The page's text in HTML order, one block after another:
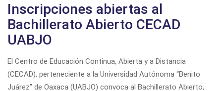
Inscripciones abiertas al
Bachillerato Abierto CECAD
UABJO
El Centro de Educación Continua, Abierta y a Distancia
(CECAD), perteneciente a la Universidad Autónoma “Benito
Juárez” de Oaxaca (UABJO) convoca al Bachillerato Abierto,